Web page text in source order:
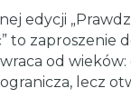
edycji
to zaproszenie
od
lecz